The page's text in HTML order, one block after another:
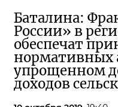
Баталина:
России» в
обеспечат
нормативных
упрощенном
доходов